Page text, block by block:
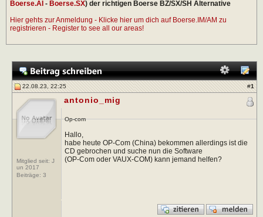
Boerse.AI - Boerse.SX) der richtigen Boerse BZ/SX/SH Alternative
Hier gehts zur Anmeldung - Klicke hier um dich auf Boerse.IM/AM zu
registrieren - Register to see all our areas!
22.08.23, 22:25 #1
Mitglied seit: J
un 2017
Beiträge: 3
antonio_mig
Op-com
Hallo,
habe heute OP-Com (China) bekommen allerdings ist die
CD gebrochen und suche nun die Software
(OP-Com oder VAUX-COM) kann jemand helfen?